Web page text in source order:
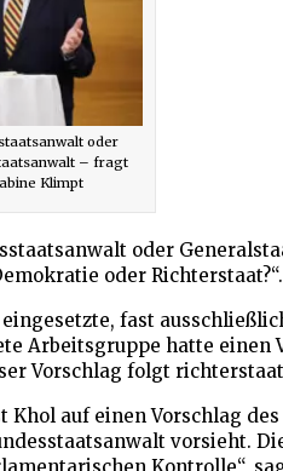
oder
– fragt
Klimpt
oder
oder Richterstaat?“.
fast
Arbeitsgruppe hatte einen
Vorschlag folgt
Khol auf einen Vorschlag
vorsieht.